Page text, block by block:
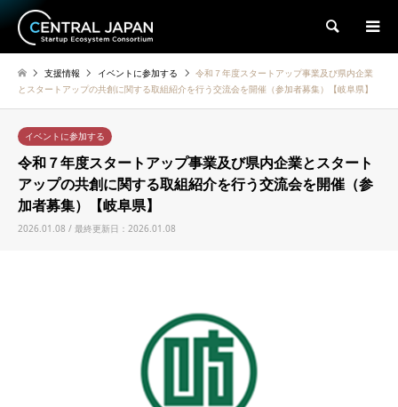
検索
支援情報 イベントに参加する
令和７年度スタートアップ事業及び県内企業
とスタートアップの共創に関する取組紹介を行う交流会を開催（参加者募集）【岐阜県】
イベントに参加する
令和７年度スタートアップ事業及び県内企業とスタート
アップの共創に関する取組紹介を行う交流会を開催（参
加者募集）【岐阜県】
2026.01.08 / 最終更新日：2026.01.08